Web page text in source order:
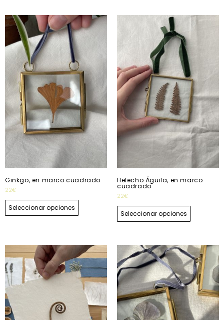
Ginkgo, en marco cuadrado
22€
Seleccionar opciones
Helecho Águila, en marco
cuadrado
22€
Seleccionar opciones